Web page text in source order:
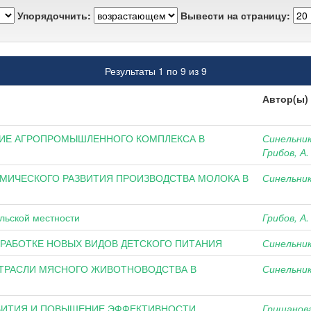
Упорядочнить: Вывести на страницу:
Результаты 1 по 9 из 9
Автор(ы)
АГРОПРОМЫШЛЕННОГО КОМПЛЕКСА В
Грибов,
РАЗВИТИЯ ПРОИЗВОДСТВА МОЛОКА В
местности
Грибов,
НОВЫХ ВИДОВ ДЕТСКОГО ПИТАНИЯ
МЯСНОГО ЖИВОТНОВОДСТВА В